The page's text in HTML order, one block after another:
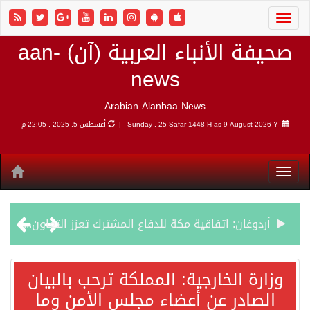
صحيفة الأنباء العربية (آن) aan-
news
Arabian Alanbaa News
Sunday , 25 Safar 1448 H as9 August 2026 Y | أغسطس 5, 2025 , 22:05 م
أردوغان: اتفاقية مكة للدفاع المشترك تعزز التعاون الأمني ولا تستهدف أي دولة
سمو وزير الخارجية : اتفاقية مكة تعكس الإرادة السياسية لحماية أمن المنطقة
وزارة الخارجية: المملكة ترحب بالبيان
الصادر عن أعضاء مجلس الأمن وما